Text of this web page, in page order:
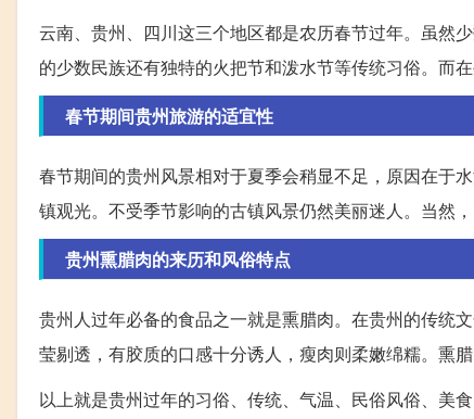
云南、贵州、四川这三个地区都是农历春节过年。虽然
的少数民族还有独特的火把节和泼水节等传统习俗。而
春节期间贵州旅游的适宜性
春节期间的贵州风景相对于夏季会稍显不足，原因在于
镇观光。不受季节影响的古镇风景仍然美丽迷人。当然
贵州熏腊肉的来历和风俗特点
贵州人过年必备的食品之一就是熏腊肉。在贵州的传统
莹剔透，有胶质的口感十分诱人，瘦肉则柔嫩绵糯。熏
以上就是贵州过年的习俗、传统、气温、民俗风俗、美